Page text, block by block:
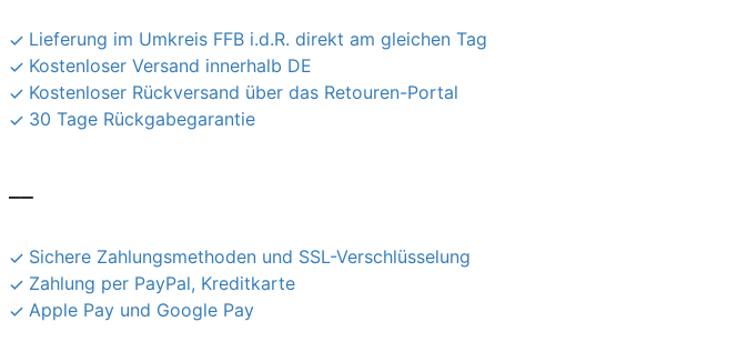
Lieferung im Umkreis FFB i.d.R. direkt am gleichen Tag
Kostenloser Versand innerhalb DE
Kostenloser Rückversand über das Retouren-Portal
30 Tage Rückgabegarantie
Sichere Zahlungsmethoden und SSL-Verschlüsselung
Zahlung per PayPal, Kreditkarte
Apple Pay und Google Pay